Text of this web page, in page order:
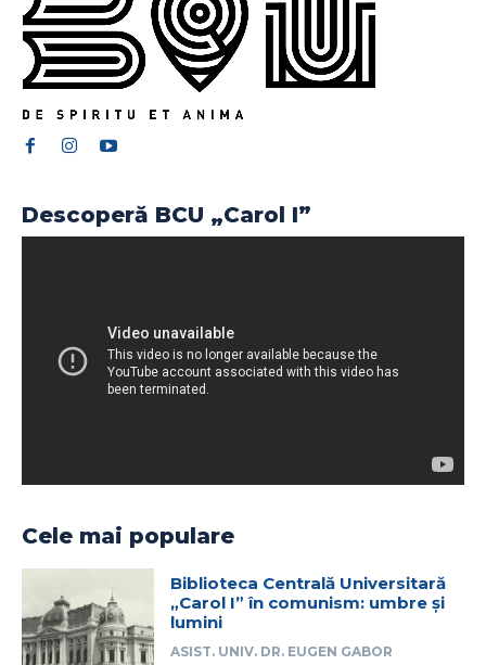
Descoperă BCU „Carol I”
Cele mai populare
Biblioteca Centrală Universitară
„Carol I” în comunism: umbre și
lumini
ASIST. UNIV. DR. EUGEN GABOR